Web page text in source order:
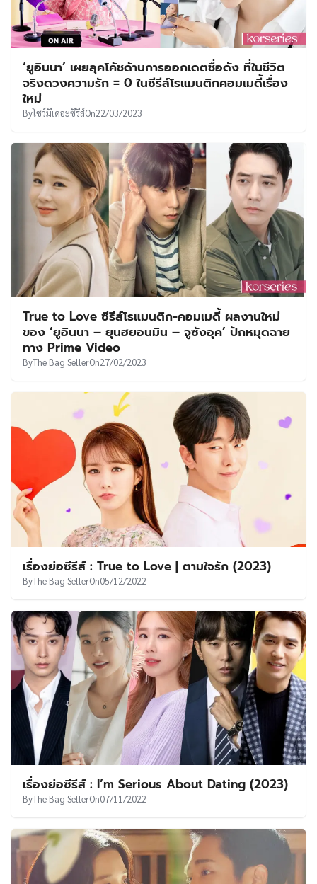
‘ยูอินนา’ เผยลุคโค้ชด้านการออกเดตชื่อดัง ที่ในชีวิต
จริงดวงความรัก = 0 ในซีรีส์โรแมนติกคอมเมดี้เรื่อง
ใหม่
Byโชว์มีเดอะซีรีส์On22/03/2023
True to Love ซีรีส์โรแมนติก-คอมเมดี้ ผลงานใหม่
ของ ‘ยูอินนา – ยุนฮยอนมิน – จูซังอุค’ ปักหมุดฉาย
ทาง Prime Video
ByThe Bag SellerOn27/02/2023
เรื่องย่อซีรีส์ : True to Love | ตามใจรัก (2023)
ByThe Bag SellerOn05/12/2022
เรื่องย่อซีรีส์ : I’m Serious About Dating (2023)
ByThe Bag SellerOn07/11/2022